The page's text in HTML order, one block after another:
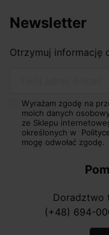
Newsletter
Otrzymuj informację
Wyrażam zgodę na
moich danych
ze Sklepu
określonych w
mogę odwołać zgodę.
Doradztwo
(+48) 694-